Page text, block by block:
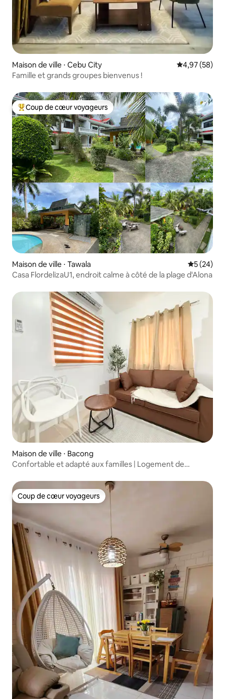
Maison de ville ⋅ Cebu City Évaluation
4,97 (58)
Famille et grands groupes bienvenus !
Coups de cœur voyageurs les plus appréciés
Coup de cœur voyageurs
Maison de ville ⋅ Tawala
5 (24)
Casa FlordelizaU1, endroit calme à côté de la plage d'Alona
Maison de ville ⋅ Bacong
Confortable et adapté aux familles | Logement de
Coup de cœur voyageurs
Coup de cœur voyageurs